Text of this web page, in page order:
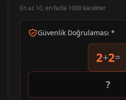
En az 10, en fazla 1000 karakter
Güvenlik Doğrulaması *
2+2=